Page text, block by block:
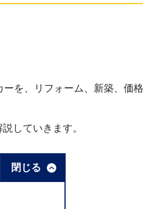
を、リフォーム、新築、価
していきます。
閉じる